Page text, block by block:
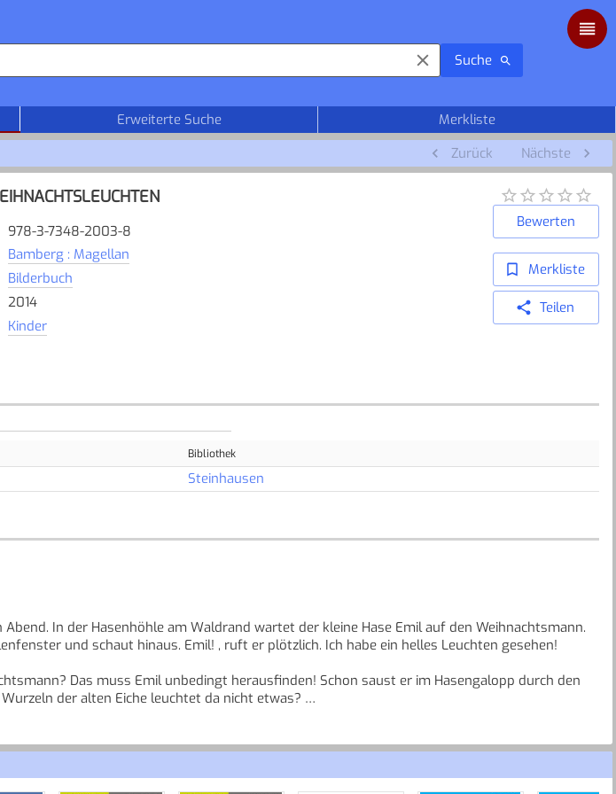
Suche
Erweiterte Suche
Merkliste
Zurück Nächste
978-3-7348-2003-8
Bamberg : Magellan
Bilderbuch
2014
Kinder
Bewerten
Merkliste
Teilen
Bibliothek
Steinhausen
Abend. In der Hasenhöhle am Waldrand wartet der kleine Hase Emil auf den Weihnachtsmann.
und schaut hinaus. Emil! , ruft er plötzlich. Ich habe ein helles Leuchten gesehen!
Das muss Emil unbedingt herausfinden! Schon saust er im Hasengalopp durch den
der alten Eiche leuchtet da nicht etwas?
möchte gerne einmal den Weihnachtsmann sehen und so ziehen sie gemeinsam weiter. Da
nicht etwas?